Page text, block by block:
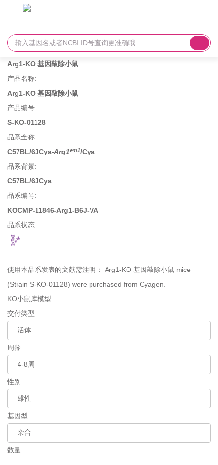
Arg1-KO 基因敲除小鼠
产品名称:
Arg1-KO 基因敲除小鼠
产品编号:
S-KO-01128
品系全称:
C57BL/6JCya-Arg1em1/Cya
品系背景:
C57BL/6JCya
品系编号:
KOCMP-11846-Arg1-B6J-VA
品系状态:
使用本品系发表的文献需注明： Arg1-KO 基因敲除小鼠 mice
(Strain S-KO-01128) were purchased from Cyagen.
KO小鼠库模型
交付类型
周龄
性别
基因型
数量